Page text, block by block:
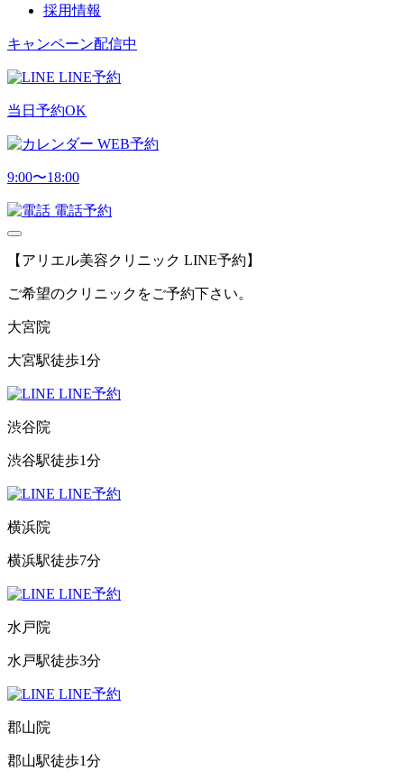
採用情報
キャンペーン配信中
LINE予約
当日予約OK
WEB予約
9:00〜18:00
電話予約
【アリエル美容クリニック LINE予約】
ご希望のクリニックをご予約下さい。
大宮院
大宮駅徒歩1分
LINE予約
渋谷院
渋谷駅徒歩1分
LINE予約
横浜院
横浜駅徒歩7分
LINE予約
水戸院
水戸駅徒歩3分
LINE予約
郡山院
郡山駅徒歩1分